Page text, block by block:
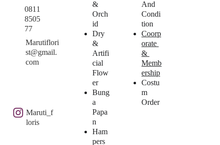
&
Orch
id
Dry
&
Artifi
cial
Flow
er
Bung
a
Papa
n
Ham
pers
And
Condi
tion
Coorp
orate
&
Memb
ership
Costu
m
Order
0811
8505
77
Marutiflori
st@gmail.
com
Maruti_f
loris